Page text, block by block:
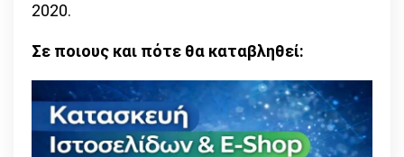
2020.
Σε ποιους και πότε θα καταβληθεί: